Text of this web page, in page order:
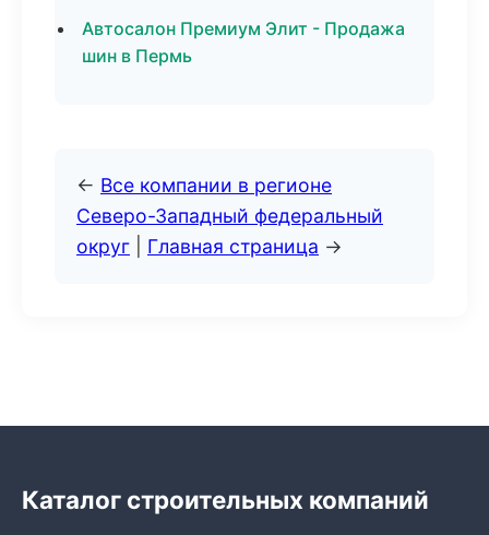
Автосалон Премиум Элит - Продажа
шин в Пермь
← Все компании в регионе
Северо-Западный федеральный
округ
Главная страница →
Каталог строительных компаний